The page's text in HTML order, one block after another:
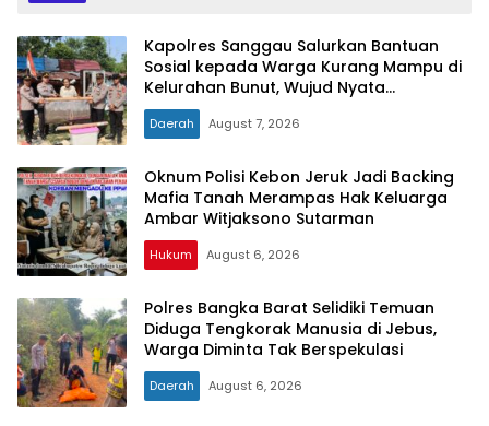
Kapolres Sanggau Salurkan Bantuan
Sosial kepada Warga Kurang Mampu di
Kelurahan Bunut, Wujud Nyata
Kepedulian Polri Hadir untuk Masyarakat
Daerah August 7, 2026
Oknum Polisi Kebon Jeruk Jadi Backing
Mafia Tanah Merampas Hak Keluarga
Ambar Witjaksono Sutarman
Hukum August 6, 2026
Polres Bangka Barat Selidiki Temuan
Diduga Tengkorak Manusia di Jebus,
Warga Diminta Tak Berspekulasi
Daerah August 6, 2026